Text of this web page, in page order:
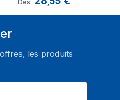
Dès
les produits